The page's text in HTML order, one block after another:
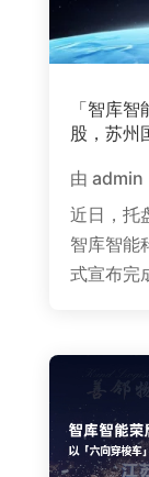
「智库
股，苏州
由 admin
近日，托
智库智能
式宣布完